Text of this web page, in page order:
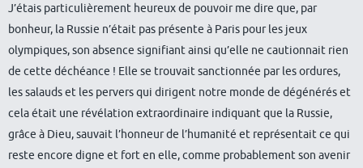
J’étais particulièrement heureux de pouvoir me dire que, par
bonheur, la Russie n’était pas présente à Paris pour les jeux
olympiques, son absence signifiant ainsi qu’elle ne cautionnait rien
de cette déchéance ! Elle se trouvait sanctionnée par les ordures,
les salauds et les pervers qui dirigent notre monde de dégénérés et
cela était une révélation extraordinaire indiquant que la Russie,
grâce à Dieu, sauvait l’honneur de l’humanité et représentait ce qui
reste encore digne et fort en elle, comme probablement son avenir